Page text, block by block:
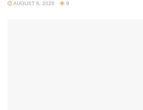
AUGUST 6, 2026 9